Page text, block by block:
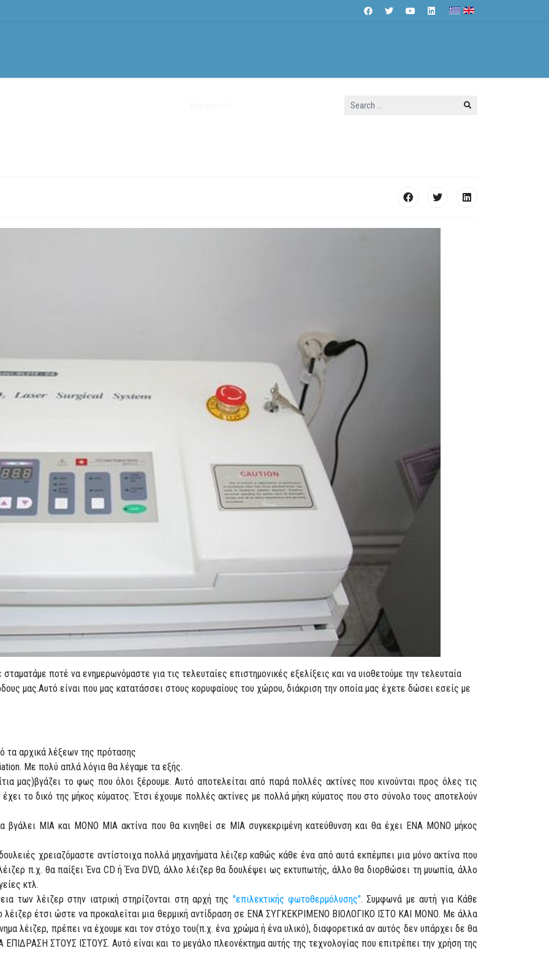
Search
ποτέ να ενημερωνόμαστε για τις τελευταίες επιστημονικές εξελίξεις και να υιοθετούμε την τελευταία
μας.Αυτό είναι που μας κατατάσσει στους κορυφαίους του χώρου, διάκριση την οποία μας έχετε δώσει εσείς με
τα αρχικά λέξεων της πρότασης
Με πολύ απλά λόγια θα λέγαμε τα εξής.
μας)βγάζει το φως που όλοι ξέρουμε. Αυτό αποτελείται από παρά πολλές ακτίνες που κινούνται προς όλες τις
το δικό της μήκος κύματος. Έτσι έχουμε πολλές ακτίνες με πολλά μήκη κύματος που στο σύνολο τους αποτελούν
βγάλει ΜΙΑ και ΜΟΝΟ ΜΙΑ ακτίνα που θα κινηθεί σε ΜΙΑ συγκεκριμένη κατεύθυνση και θα έχει ΕΝΑ ΜΟΝΟ μήκος
χρειαζόμαστε αντίστοιχα πολλά μηχανήματα λέιζερ καθώς κάθε ένα από αυτά εκπέμπει μια μόνο ακτίνα που
π.χ. θα παίξει Ένα CD ή Ένα DVD, άλλο λέιζερ θα δουλέψει ως εκτυπωτής, άλλο θα διορθώσει τη μυωπία, άλλο
κτλ.
των λέιζερ στην ιατρική στηρίζονται στη αρχή της "επιλεκτικής φωτοθερμόλυσης". Συμφωνά με αυτή για Κάθε
λέιζερ έτσι ώστε να προκαλείται μια θερμική αντίδραση σε ΕΝΑ ΣΥΓΚΕΚΡΙΜΕΝΟ ΒΙΟΛΟΓΙΚΟ ΙΣΤΟ ΚΑΙ ΜΟΝΟ. Με άλλα
λέιζερ, πρέπει να έχουμε και τον στόχο του(π.χ. ένα χρώμα ή ένα υλικό), διαφορετικά αν αυτός δεν υπάρχει δε θα
ΣΤΟΥΣ ΙΣΤΟΥΣ. Αυτό είναι και το μεγάλο πλεονέκτημα αυτής της τεχνολογίας που επιτρέπει την χρήση της